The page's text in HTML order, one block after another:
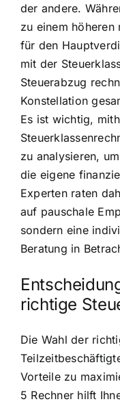
der andere.
zu einem höheren
für den
mit der
Steuerabzug
Konstellation
Es ist wichtig,
zu analysieren,
die eigene
Experten raten
auf pauschale
sondern eine
Beratung in
richtige
Die Wahl der
Vorteile zu
5 Rechner hilft